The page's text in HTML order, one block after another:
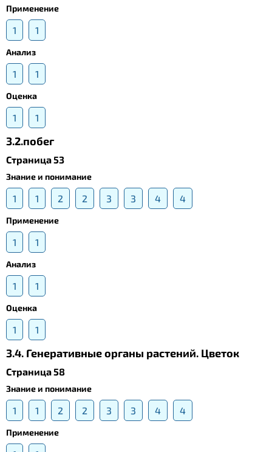
Применение
1 1
Анализ
1 1
Оценка
1 1
3.2.побег
Страница 53
Знание и понимание
1 1 2 2 3 3 4 4
Применение
1 1
Анализ
1 1
Оценка
1 1
3.4. Генеративные органы растений. Цветок
Страница 58
Знание и понимание
1 1 2 2 3 3 4 4
Применение